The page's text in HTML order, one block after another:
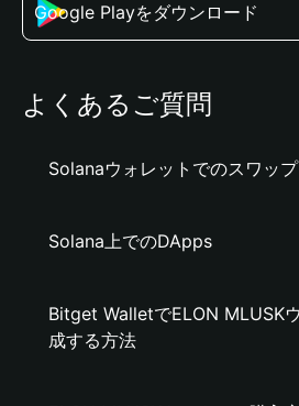
Google Playをダウンロード
よくあるご質問
Solanaウォレットでのスワップ
Solana上でのDApps
Bitget WalletでELON MLUSK
成する方法